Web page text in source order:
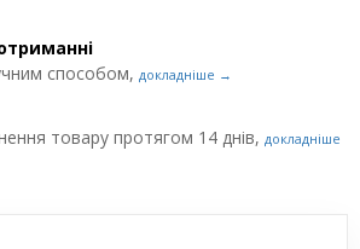
способом, докладніше →
товару протягом 14 днів, докладніше